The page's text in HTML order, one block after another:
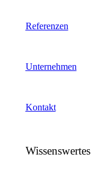
Referenzen
Unternehmen
Kontakt
Wissenswertes